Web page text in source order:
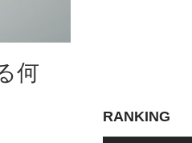
何
RANKING